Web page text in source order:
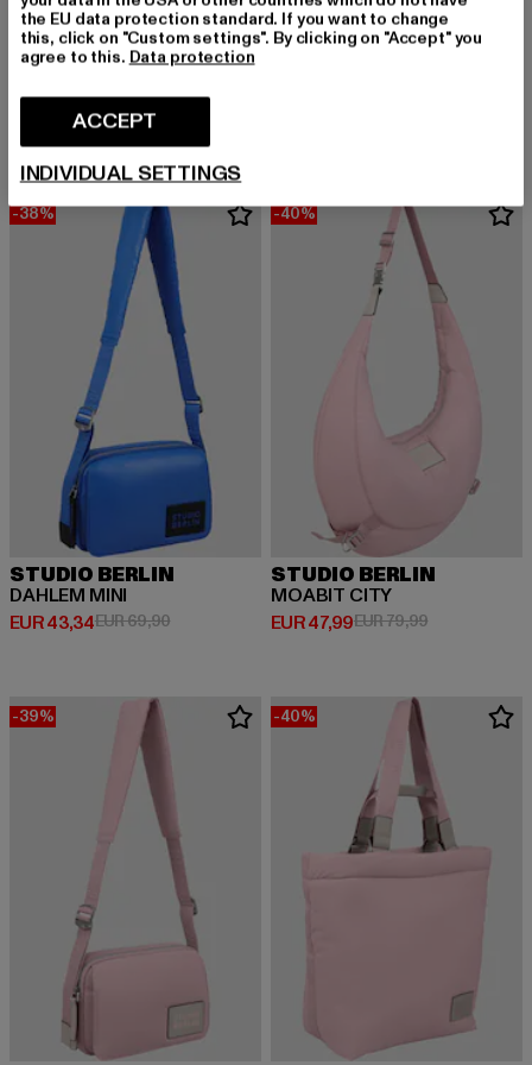
PEQUS
PEQUS Astéria Backpack
EUR 73,60
Derzeitiger Preis: EUR 73,60
EUR 159,99
-38%
STUDIO BERLIN
DAHLEM MINI
EUR 43,34
Derzeitiger Preis: EUR 43,34
EUR 69,90Aktionspreis: EUR 69,90
-40%
STUDIO BERLIN
MOABIT CITY
EUR 47,99
Derzeitiger Preis: EUR 47,99
EUR 79,99Aktionspreis:
-39% -40%
the EU data protection standard. If you want to change
this, click on "Custom settings". By clicking on "Accept" you
agree to this. Data protection
ACCEPT
INDIVIDUAL SETTINGS